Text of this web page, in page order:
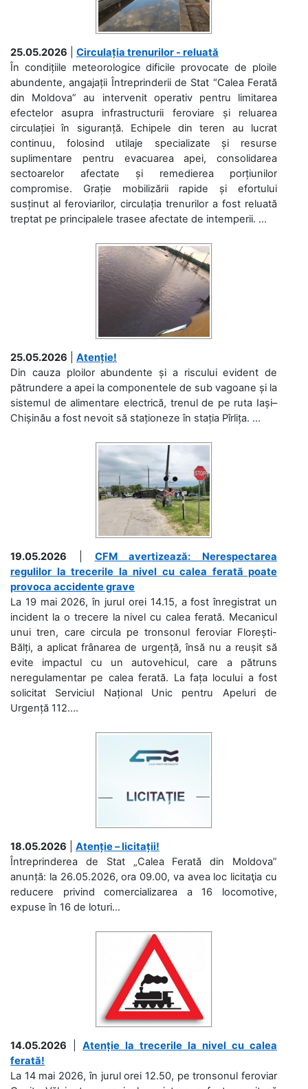
25.05.2026
Circulația trenurilor - reluată
În condițiile meteorologice dificile provocate de ploile
abundente, angajații Întreprinderii de Stat “Calea Ferată
din Moldova” au intervenit operativ pentru limitarea
efectelor asupra infrastructurii feroviare și reluarea
circulației în siguranță. Echipele din teren au lucrat
continuu, folosind utilaje specializate și resurse
suplimentare pentru evacuarea apei, consolidarea
sectoarelor afectate și remedierea porțiunilor
compromise. Grație mobilizării rapide și efortului
susținut al feroviarilor, circulația trenurilor a fost reluată
treptat pe principalele trasee afectate de intemperii. ...
25.05.2026
Atenție!
Din cauza ploilor abundente și a riscului evident de
pătrundere a apei la componentele de sub vagoane și la
sistemul de alimentare electrică, trenul de pe ruta Iași–
Chișinău a fost nevoit să staționeze în stația Pîrlița. ...
19.05.2026
CFM avertizează: Nerespectarea
regulilor la trecerile la nivel cu calea ferată poate
provoca accidente grave
La 19 mai 2026, în jurul orei 14.15, a fost înregistrat un
incident la o trecere la nivel cu calea ferată. Mecanicul
unui tren, care circula pe tronsonul feroviar Florești-
Bălți, a aplicat frânarea de urgență, însă nu a reușit să
evite impactul cu un autovehicul, care a pătruns
neregulamentar pe calea ferată. La fața locului a fost
solicitat Serviciul Național Unic pentru Apeluri de
Urgență 112....
18.05.2026
Atenție – licitații!
Întreprinderea de Stat „Calea Ferată din Moldova”
anunță: la 26.05.2026, ora 09.00, va avea loc licitaţia cu
reducere privind comercializarea a 16 locomotive,
expuse în 16 de loturi...
14.05.2026
Atenție la trecerile la nivel cu calea
ferată!
La 14 mai 2026, în jurul orei 12.50, pe tronsonul feroviar